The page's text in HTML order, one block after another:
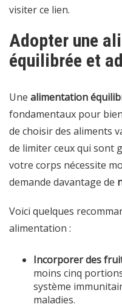
visiterce lien.
Adopter une
équilibrée et
Une alimentation
fondamentaux pour
de choisir des aliments
de limiter ceux qui sont
votre corps nécessite
demande davantage de
Voici quelques
alimentation :
Incorporer des
moins cinq
système
maladies.